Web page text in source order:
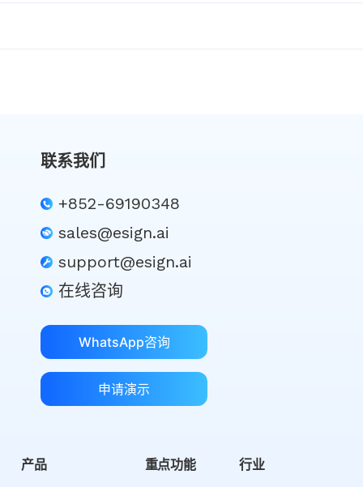
联系我们
+852-69190348
sales@esign.ai
support@esign.ai
在线咨询
WhatsApp咨询
申请演示
产品 重点功能 行业